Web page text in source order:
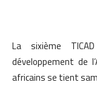
La sixième
développement de
africains se tient